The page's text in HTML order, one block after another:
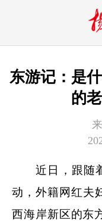
东游记：是
的
近日，跟随着“
动，外籍网红夫
西海岸新区的东